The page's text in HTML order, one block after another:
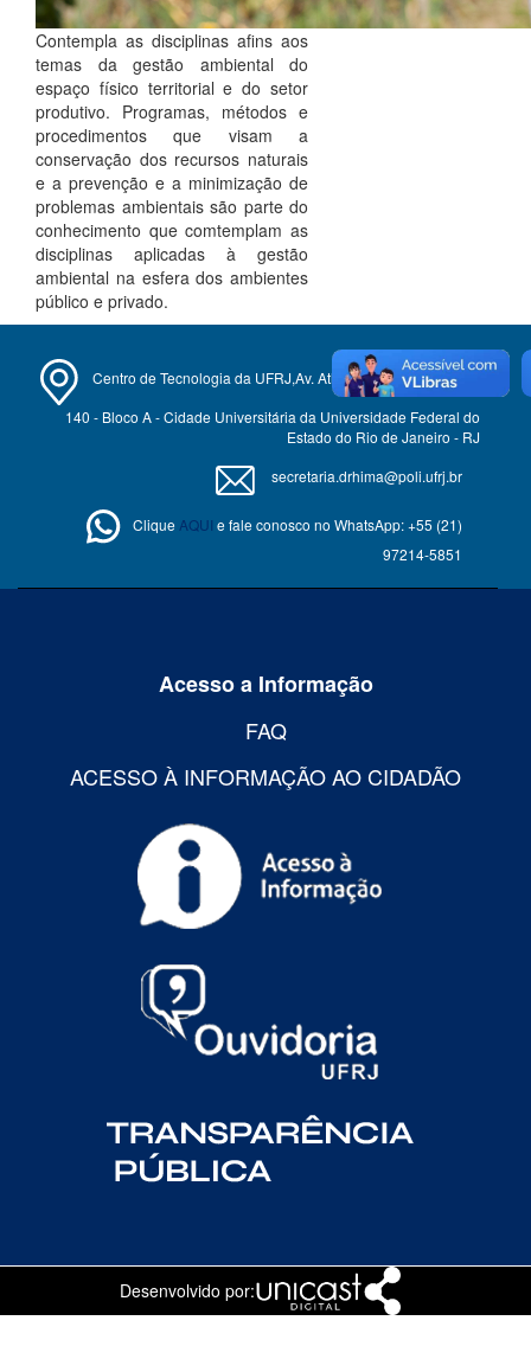
Contempla as disciplinas afins aos
temas da gestão ambiental do
espaço físico territorial e do setor
produtivo. Programas, métodos e
procedimentos que visam a
conservação dos recursos naturais
e a prevenção e a minimização de
problemas ambientais são parte do
conhecimento que comtemplam as
disciplinas aplicadas à gestão
ambiental na esfera dos ambientes
público e privado.
Centro de Tecnologia da UFRJ,Av. Athos da Silveira Ramos,
140 - Bloco A - Cidade Universitária da Universidade Federal do
Estado do Rio de Janeiro - RJ
secretaria.drhima@poli.ufrj.br
Clique AQUI e fale conosco no WhatsApp: +55 (21)
97214-5851
Acesso a Informação
FAQ
ACESSO À INFORMAÇÃO AO CIDADÃO
Desenvolvido por: